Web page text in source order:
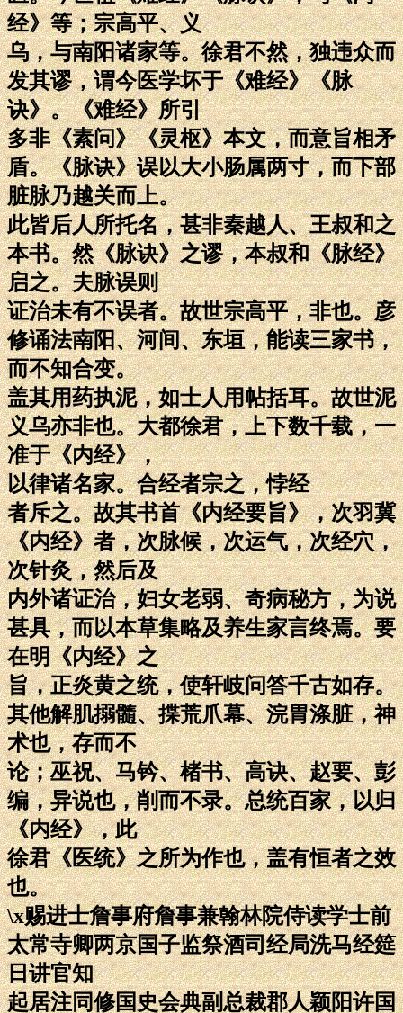
经》等；宗高平、义
乌，与南阳诸家等。徐君不然，独违众而
发其谬，谓今医学坏于《难经》《脉
诀》。《难经》所引
多非《素问》《灵枢》本文，而意旨相矛
盾。《脉诀》误以大小肠属两寸，而下部
脏脉乃越关而上。
此皆后人所托名，甚非秦越人、王叔和之
本书。然《脉诀》之谬，本叔和《脉经》
启之。夫脉误则
证治未有不误者。故世宗高平，非也。彦
修诵法南阳、河间、东垣，能读三家书，
而不知合变。
盖其用药执泥，如士人用帖括耳。故世泥
义乌亦非也。大都徐君，上下数千载，一
准于《内经》，
以律诸名家。合经者宗之，悖经
者斥之。故其书首《内经要旨》，次羽冀
《内经》者，次脉候，次运气，次经穴，
次针灸，然后及
内外诸证治，妇女老弱、奇病秘方，为说
甚具，而以本草集略及养生家言终焉。要
在明《内经》之
旨，正炎黄之统，使轩岐问答千古如存。
其他解肌搦髓、揲荒爪幕、浣胃涤脏，神
术也，存而不
论；巫祝、马钤、楮书、高诀、赵要、彭
编，异说也，削而不录。总统百家，以归
《内经》，此
徐君《医统》之所为作也，盖有恒者之效
也。
\x赐进士詹事府詹事兼翰林院侍读学士前
太常寺卿两京国子监祭酒司经局洗马经筵
日讲官知
起居注同修国史会典副总裁郡人颖阳许国